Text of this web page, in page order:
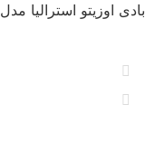
بادی اوزیتو استرالیا مدل MACK-300